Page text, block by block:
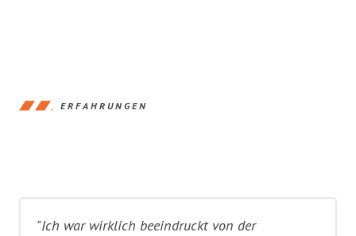
ERFAHRUNGEN
"Ich war wirklich beeindruckt von der